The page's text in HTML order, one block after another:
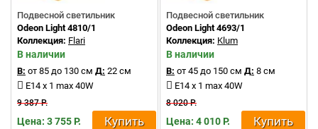
Подвесной светильник
Odeon Light 4810/1
Коллекция: Flari
В наличии
В: от 85 до 130 см Д: 22 см
E14 x 1 max 40W
9 387 Р.
Цена: 3 755 Р. Купить
Подвесной светильник
Odeon Light 4693/1
Коллекция: Klum
В наличии
В: от 45 до 150 см Д: 8 см
E14 x 1 max 40W
8 020 Р.
Цена: 4 010 Р. Купить